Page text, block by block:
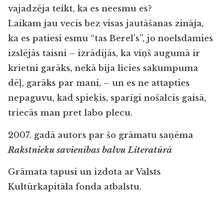
vajadzēja teikt, ka es neesmu es?
Laikam jau vecis bez visas jautāšanas zināja,
ka es patiesi esmu “tas Berel’s”, jo noelsdamies
izslējās taisni – izrādījās, ka viņš augumā ir
krietni garāks, nekā bija licies sakumpuma
dēļ, garāks par mani, – un es ne attapties
nepaguvu, kad spieķis, sparīgi nošalcis gaisā,
triecās man pret labo plecu.
2007. gadā autors par šo grāmatu saņēma
Rakstnieku savienības balvu Literatūrā
Grāmata tapusi un izdota ar Valsts
Kultūrkapitāla fonda atbalstu.